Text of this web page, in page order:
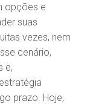
opções e
suas
vezes, nem
cenário,
e,
prazo. Hoje,